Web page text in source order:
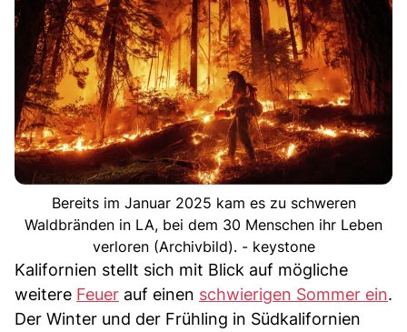
Bereits im Januar 2025 kam es zu schweren
Waldbränden in LA, bei dem 30 Menschen ihr Leben
verloren (Archivbild). - keystone
Kalifornien stellt sich mit Blick auf mögliche
weitere Feuer auf einen schwierigen Sommer ein.
Der Winter und der Frühling in Südkalifornien